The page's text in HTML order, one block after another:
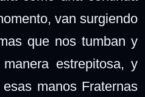
van surgiendo
que nos tumban y
estrepitosa, y
manos Fraternas